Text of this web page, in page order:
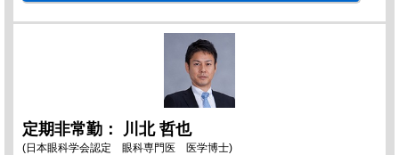
定期非常勤： 川北 哲也
(日本眼科学会認定 眼科専門医 医学博士)